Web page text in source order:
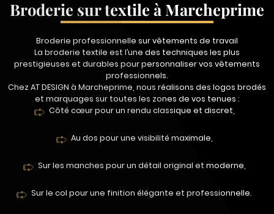
Broderie sur textile à Marcheprime
Broderie professionnelle sur vêtements de travail
La broderie textile est l’une des techniques les plus
prestigieuses et durables pour personnaliser vos vêtements
professionnels.
Chez AT DESIGN à Marcheprime, nous réalisons des logos brodés
et marquages sur toutes les zones de vos tenues :
Côté cœur pour un rendu classique et discret,
Au dos pour une visibilité maximale,
Sur les manches pour un détail original et moderne,
Sur le col pour une finition élégante et professionnelle.